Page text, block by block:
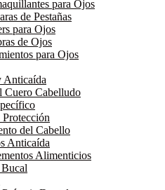
para Ojos
de Pestañas
para Ojos
de Ojos
para Ojos
Anticaída
Cuero Cabelludo
del Cabello
Anticaída
Alimenticios